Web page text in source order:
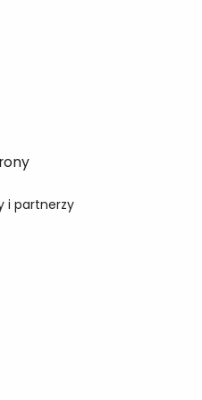
i partnerzy